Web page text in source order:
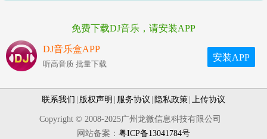
免费下载DJ音乐，请安装APP
DJ音乐盒APP
听高音质 批量下载
安装APP
联系我们 版权声明 服务协议 隐私政策 上传协议
Copyright © 2008-2025广州龙微信息科技有限公司
网站备案： 粤ICP备13041784号